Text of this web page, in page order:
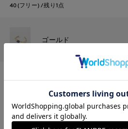
40(フリー) 残り1点
ゴールド